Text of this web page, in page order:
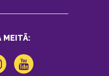
MEITÄ: